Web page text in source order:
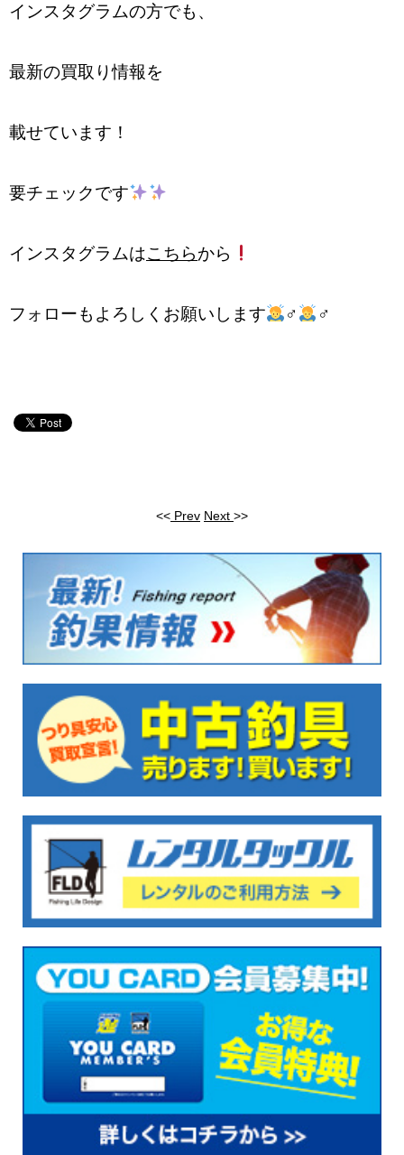
インスタグラムの方でも、
最新の買取り情報を
載せています！
要チェックです
インスタグラムはこちらから
フォローもよろしくお願いします ‍♂️ ‍♂️
<< Prev Next >>